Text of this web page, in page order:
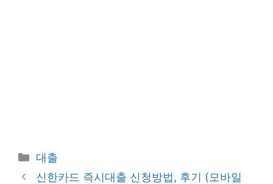
카
테
대출
신한카드 즉시대출 신청방법, 후기 (모바일